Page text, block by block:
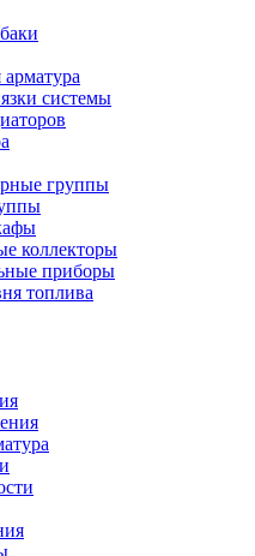
системы
группы
коллекторы
приборы
топлива